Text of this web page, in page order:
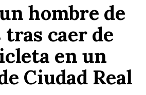
hombre de
tras caer de
en un
Ciudad Real